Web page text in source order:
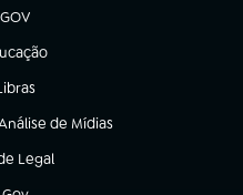
nova aba)
aba)
nova aba)
de Mídias
Legal
aba)